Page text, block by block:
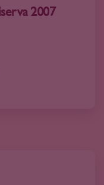
2007